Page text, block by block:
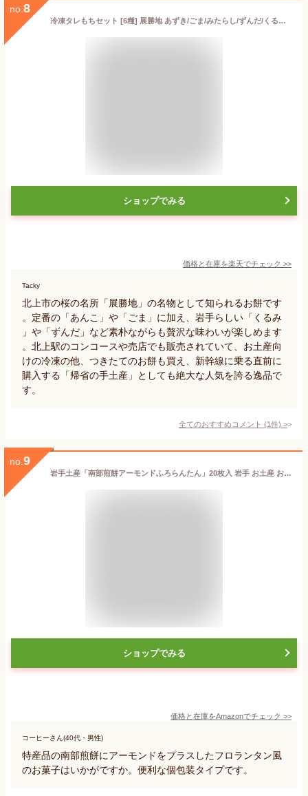
no. 8
冷凍タレもちセット [6種] 展勝地 あずき/ごま/みたらし/ずんだ/くるみ/よもぎ 冷凍 岩手県産ギフト
ショップでみる
価格と在庫を楽天でチェック >>
Tacky
北上市の桜の名所「展勝地」の名物として知られるお餅です
。定番の「あんこ」や「ごま」に加え、岩手らしい「くるみ
」や「ずんだ」など素朴ながらも贅沢な味わいが楽しめます
。北上駅のコンコースや売店でも販売されていて、お土産向
けの冷凍の他、つきたてのお餅も買え、新幹線に乗る直前に
購入する「帰省の手土産」としても絶大な人気を誇る逸品で
す。
全てのおすすめコメント (1件) >
no. 9
岩手土産「南部煎餅アーモンドふろらんたん」20枚入 岩手 お土産 お菓子 南部せんべい
ショップでみる
価格と在庫をAmazonでチェック >>
コーヒーさん(40代・男性)
特産品の南部煎餅にアーモンドをプラスしたフロランタン風
のお菓子はいかがですか。便利な個包装タイプです。